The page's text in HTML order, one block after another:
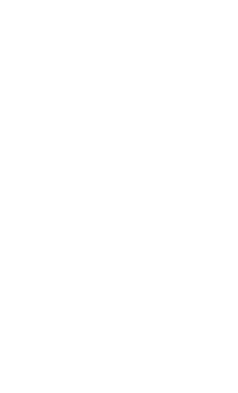
中央指示，高景波、徐邵梁、孙